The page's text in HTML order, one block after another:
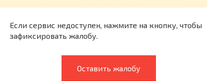
Если сервис недоступен, нажмите на кнопку, чтобы
зафиксировать жалобу.
Оставить жалобу